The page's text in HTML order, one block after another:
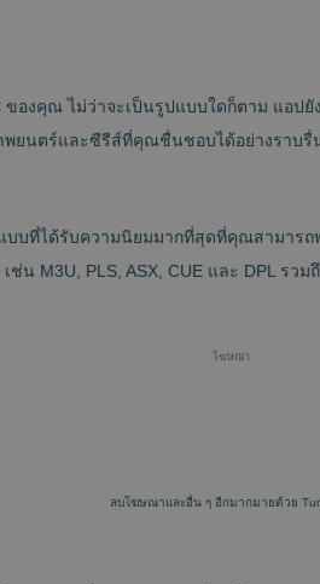
องคุณ ไม่ว่าจะเป็นรูปแบบใดก็ตาม แอป
ยนตร์และซีรีส์ที่คุณชื่นชอบได้อย่างราบรื่
ที่ได้รับความนิยมมากที่สุดที่คุณสามารถพ
เช่น M3U, PLS, ASX, CUE และ DPL
โฆษณา
ลบโฆษณาและอื่น ๆ อีกมากมายด้วย